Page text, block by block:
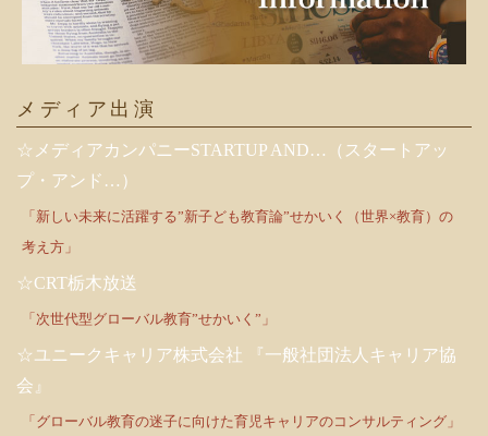
メディア出演
☆メディアカンパニーSTARTUP AND…（スタートアッ
プ・アンド…）
「新しい未来に活躍する”新子ども教育論”せかいく（世界×教育）の
考え方」
☆CRT栃木放送
「次世代型グローバル教育”せかいく”」
☆ユニークキャリア株式会社 『一般社団法人キャリア協
会』
「グローバル教育の迷子に向けた育児キャリアのコンサルティング」